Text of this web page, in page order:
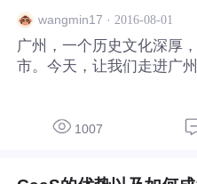
wangmin17 · 2016-08-01
广州，一个历史文化深厚
市。今天，让我们走进广
索吧！ 刚到目的地，小编
1007